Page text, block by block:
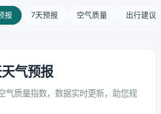
报 7天预报 空气质量 出行建议
气预报
气质量指数，数据实时更新，助您规